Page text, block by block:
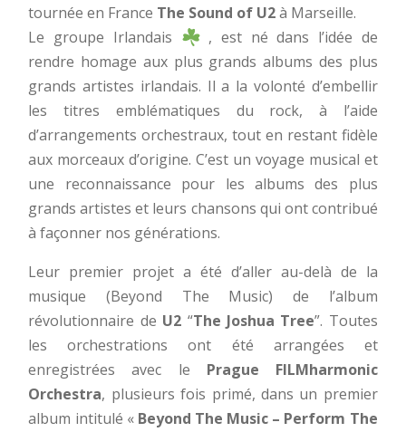
tournée en France The Sound of U2à Marseille.
Le groupe Irlandais
, est né dans l’idée de
rendre homage aux plus grands albums des plus
grands artistes irlandais. Il a la volonté d’embellir
les titres emblématiques du rock, à l’aide
d’arrangements orchestraux, tout en restant fidèle
aux morceaux d’origine. C’est un voyage musical et
une reconnaissance pour les albums des plus
grands artistes et leurs chansons qui ont contribué
à façonner nos générations.
Leur premier projet a été d’aller au-delà de la
musique (Beyond The Music) de l’album
révolutionnaire de U2 “The Joshua Tree”. Toutes
les orchestrations ont été arrangées et
enregistrées avec le Prague FILMharmonic
Orchestra, plusieurs fois primé, dans un premier
album intitulé « Beyond The Music – Perform The